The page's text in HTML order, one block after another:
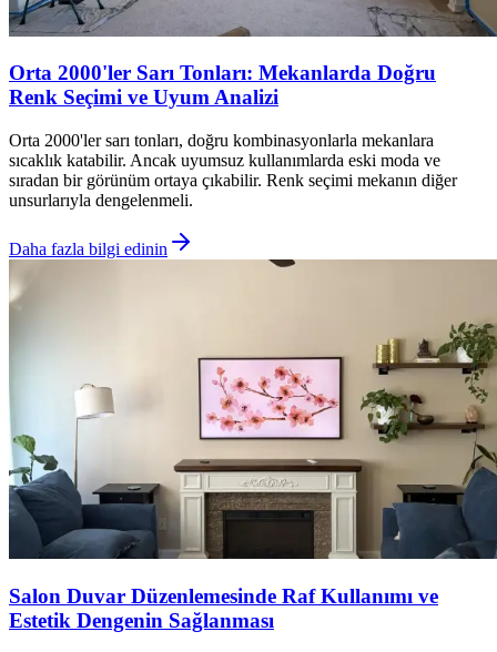
Orta 2000'ler Sarı Tonları: Mekanlarda Doğru
Renk Seçimi ve Uyum Analizi
Orta 2000'ler sarı tonları, doğru kombinasyonlarla mekanlara
sıcaklık katabilir. Ancak uyumsuz kullanımlarda eski moda ve
sıradan bir görünüm ortaya çıkabilir. Renk seçimi mekanın diğer
unsurlarıyla dengelenmeli.
Daha fazla bilgi edinin
Salon Duvar Düzenlemesinde Raf Kullanımı ve
Estetik Dengenin Sağlanması